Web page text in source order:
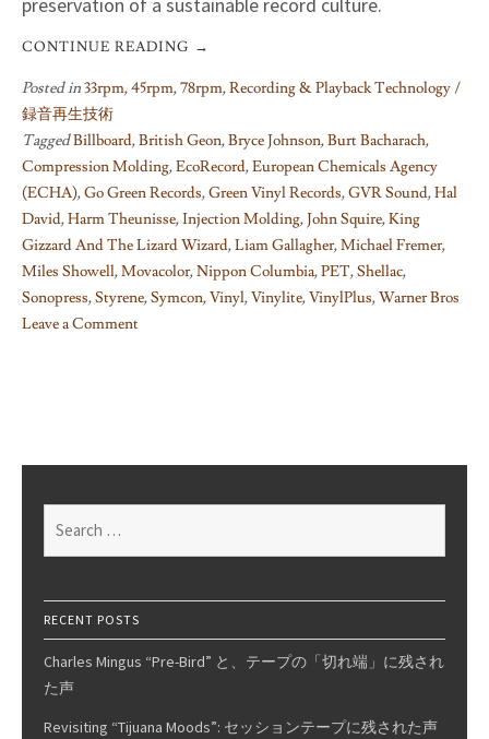
preservation of a sustainable record culture.
CONTINUE READING →
Posted in33rpm,45rpm,78rpm,Recording & Playback Technology /
録音再生技術
TaggedBillboard,British Geon,Bryce Johnson,Burt Bacharach,
Compression Molding,EcoRecord,European Chemicals Agency
(ECHA),Go Green Records,Green Vinyl Records,GVR Sound,Hal
David,Harm Theunisse,Injection Molding,John Squire,King
Gizzard And The Lizard Wizard,Liam Gallagher,Michael Fremer,
Miles Showell,Movacolor,Nippon Columbia,PET,Shellac,
Sonopress,Styrene,Symcon,Vinyl,Vinylite,VinylPlus,Warner Bros
Leave a Comment
RECENT POSTS
Charles Mingus “Pre-Bird” と、テープの「切れ端」に残され
た声
Revisiting “Tijuana Moods”: セッションテープに残された声